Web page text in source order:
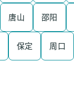
唐山 邵阳
保定 周口